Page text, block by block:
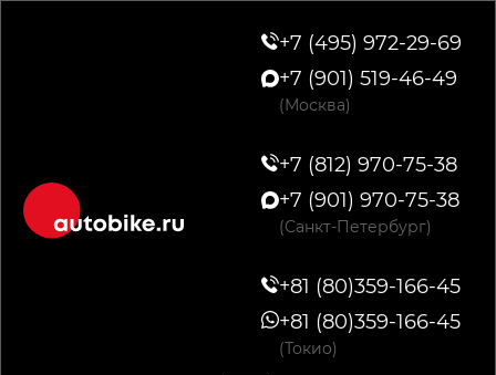
+7 (495) 972-29-69
+7 (901) 519-46-49
(Москва)
+7 (812) 970-75-38
+7 (901) 970-75-38
(Санкт-Петербург)
+81 (80)359-166-45
+81 (80)359-166-45
(Токио)